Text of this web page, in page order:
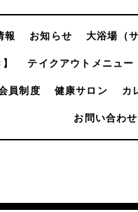
報 お知らせ 大浴場（
テイクアウトメニュー
員制度 健康サロン カ
お問い合わせ